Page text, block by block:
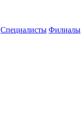
Специалисты Филиалы